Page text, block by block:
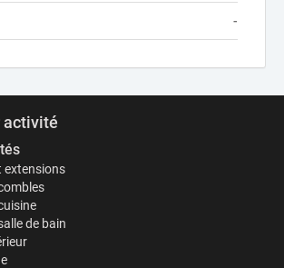
-
activité
extensions
de bain